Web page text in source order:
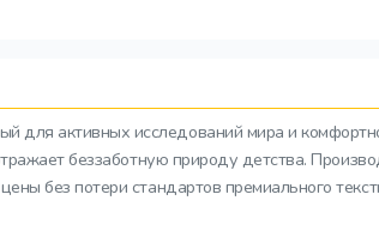
активных исследований мира и
беззаботную природу детства.
без потери стандартов премиального